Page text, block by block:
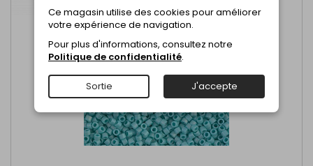
Ce magasin utilise des cookies pour améliorer
votre expérience de navigation.
Pour plus d'informations, consultez notre
Politique de confidentialité.
Sortie J'accepte